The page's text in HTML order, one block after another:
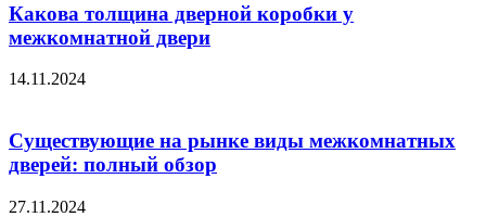
Какова толщина дверной коробки у
межкомнатной двери
14.11.2024
Существующие на рынке виды межкомнатных
дверей: полный обзор
27.11.2024